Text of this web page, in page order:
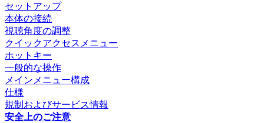
セットアップ
本体の接続
視聴角度の調整
クイックアクセスメニュー
ホットキー
一般的な操作
メインメニュー構成
仕様
規制およびサービス情報
安全上のご注意